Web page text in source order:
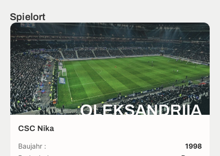
Spielort
OLEKSANDRIIA
CSC Nika
Baujahr :
1998